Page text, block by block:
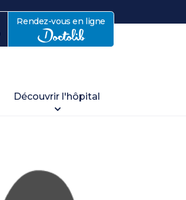
Rendez-vous en ligne
avec Doctolib
Découvrir l'hôpital